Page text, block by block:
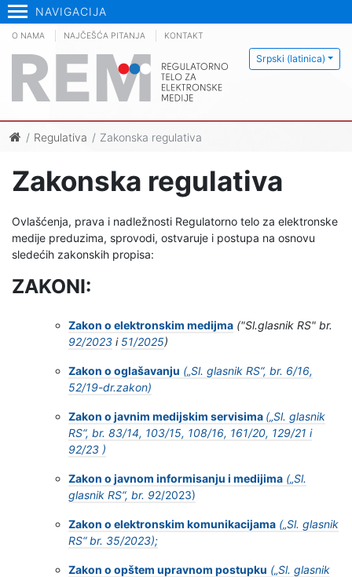
NAVIGACIJA
Srpski (latinica)
O NAMA NAJČEŠĆA PITANJA KONTAKT
Regulativa Zakonska regulativa
Zakonska regulativa
Ovlašćenja, prava i nadležnosti Regulatorno telo za elektronske
medije preduzima, sprovodi, ostvaruje i postupa na osnovu
sledećih zakonskih propisa:
ZAKONI:
Zakon o elektronskim medijma ("Sl.glasnik RS" br.
92/2023 i 51/2025)
Zakon o oglašavanju („Sl. glasnik RS“, br. 6/16,
52/19-dr.zakon)
Zakon o javnim medijskim servisima („Sl. glasnik
RS“, br. 83/14, 103/15, 108/16, 161/20, 129/21 i
92/23 )
Zakon o javnom informisanju i medijima („Sl.
glasnik RS“, br. 92/2023)
Zakon o elektronskim komunikacijama („Sl. glasnik
RS“ br. 35/2023);
Zakon o opštem upravnom postupku („Sl. glasnik